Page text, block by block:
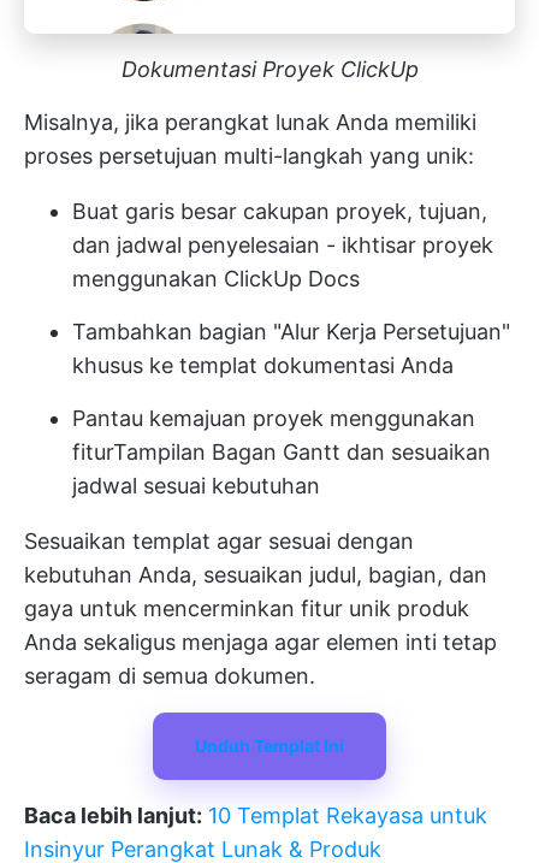
Dokumentasi Proyek ClickUp
Misalnya, jika perangkat lunak Anda memiliki
proses persetujuan multi-langkah yang unik:
Buat garis besar cakupan proyek, tujuan,
dan jadwal penyelesaian - ikhtisar proyek
menggunakan ClickUp Docs
Tambahkan bagian "Alur Kerja Persetujuan"
khusus ke templat dokumentasi Anda
Pantau kemajuan proyek menggunakan
fiturTampilan Bagan Gantt dan sesuaikan
jadwal sesuai kebutuhan
Sesuaikan templat agar sesuai dengan
kebutuhan Anda, sesuaikan judul, bagian, dan
gaya untuk mencerminkan fitur unik produk
Anda sekaligus menjaga agar elemen inti tetap
seragam di semua dokumen.
Unduh Templat Ini
Baca lebih lanjut: 10 Templat Rekayasa untuk
Insinyur Perangkat Lunak & Produk